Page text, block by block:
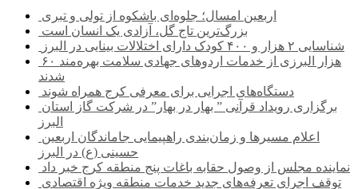
اربعین امسال؛ جلوه‌ای باشکوه از تولی و تبری
بزرگ‌ترین تاج گل، آزادی یک انسان است
شناسایی ۲ هزار و ۴۰۰ کودک دارای اختلالات بینایی در البرز
۶۰ هزار البرزی از خدمات اردوهای جهادی سلامت بهره‌مند
شدند
دستگاه‌های اجرایی برای معرفی کرج همراه شوند
البرز
حسینی (ع) در البرز
نماینده مجلس از وصول حقابه باغات پنج منطقه کرج خبر داد